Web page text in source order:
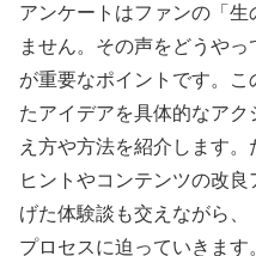
アンケートはファンの「生
ません。その声をどうや
が重要なポイントです。
たアイデアを具体的なア
え方や方法を紹介します
ヒントやコンテンツの改
げた体験談も交えながら、
プロセスに迫っていきま